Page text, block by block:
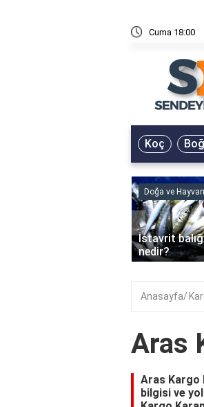
Cuma 18:00
Koç
Doğa ve
İstavrit
nedir?
‹
Anasayfa
Aras
Aras Kargo
bilgisi ve